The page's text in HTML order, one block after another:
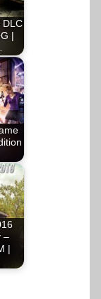
DLC
|
–
|